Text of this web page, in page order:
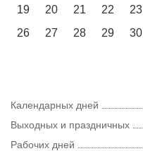
19
20 21 22 23
26
27 28 29 30
Календарных дней
Выходных и праздничных
Рабочих дней